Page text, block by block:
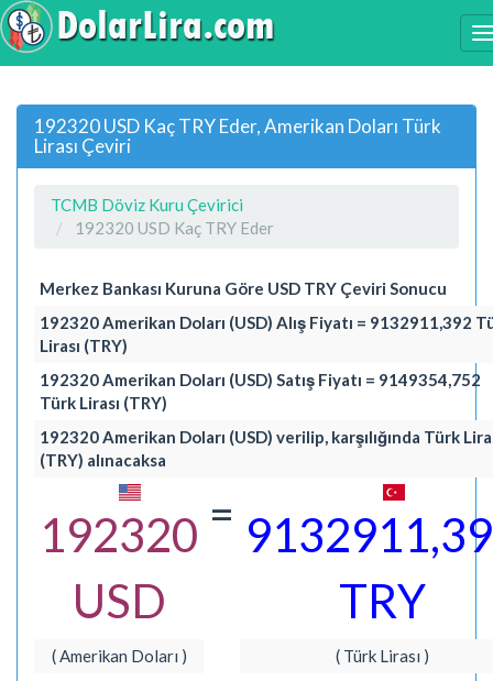
192320 USD Kaç TRY Eder, Amerikan Doları Türk
Lirası Çeviri
TCMB Döviz Kuru Çevirici
192320 USD Kaç TRY Eder
Merkez Bankası Kuruna Göre USD TRY Çeviri Sonucu
192320 Amerikan Doları (USD) Alış Fiyatı = 9132911,392
Lirası (TRY)
192320 Amerikan Doları (USD) Satış Fiyatı = 9149354,752
Türk Lirası (TRY)
192320 Amerikan Doları (USD) verilip, karşılığında Türk
(TRY) alınacaksa
192320
USD
=
TRY
( Amerikan Doları ) ( Türk Lirası )